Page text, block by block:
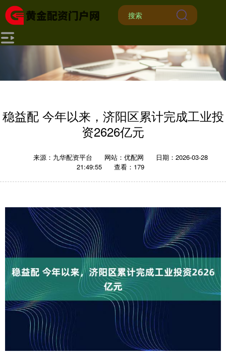
稳益配 今年以来，济阳区累计完成工业投
资2626亿元
来源：九华配资平台 网站：优配网
日期：2026-03-28
21:49:55
查看：179